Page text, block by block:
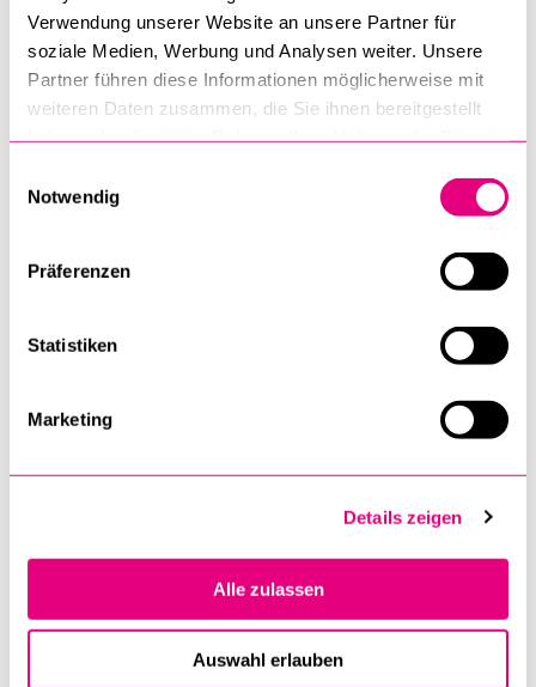
Verwendung unserer Website an unsere Partner für
soziale Medien, Werbung und Analysen weiter. Unsere
Partner führen diese Informationen möglicherweise mit
weiteren Daten zusammen, die Sie ihnen bereitgestellt
Notwendig
Präferenzen
Statistiken
Marketing
Details zeigen
Alle zulassen
Auswahl erlauben
Personaldienst stellt den Professorinnen und Professoren
auch diverse Instrumente zur Verfügung, etwa Unterlagen zu
Führungsthemen. «Wir erinnern sie zum Beispiel auch daran,
wenn wieder Gespräche mit den Mitarbeitenden geführt
werden müssen», erklärt Tremp. «Vereinfacht gesagt bieten